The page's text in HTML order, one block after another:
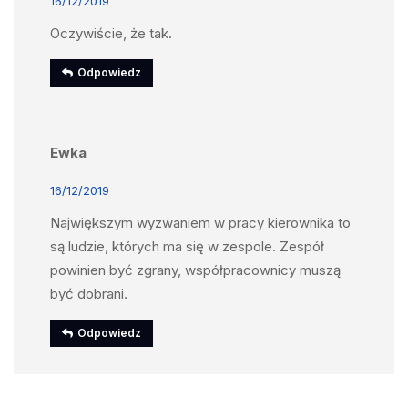
Oczywiście, że tak.
Odpowiedz
Ewka
16/12/2019
Największym wyzwaniem w pracy kierownika to
są ludzie, których ma się w zespole. Zespół
powinien być zgrany, współpracownicy muszą
być dobrani.
Odpowiedz